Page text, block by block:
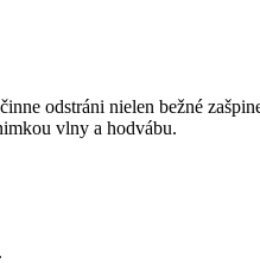
odstráni nielen bežné
vlny a hodvábu.